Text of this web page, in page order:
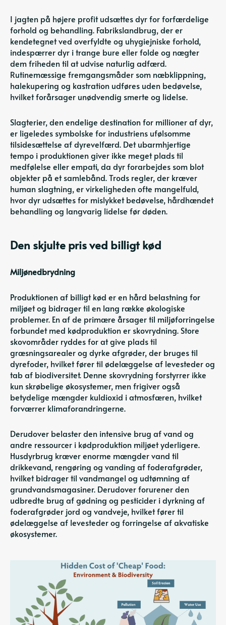
I jagten på højere profit udsættes dyr for forfærdelige
forhold og behandling. Fabrikslandbrug, der er
kendetegnet ved overfyldte og uhygiejniske forhold,
indespærrer dyr i trange bure eller folde og nægter
dem friheden til at udvise naturlig adfærd.
Rutinemæssige fremgangsmåder som næbklippning,
halekupering og kastration udføres uden bedøvelse,
hvilket forårsager unødvendig smerte og lidelse.
Slagterier, den endelige destination for millioner af dyr,
er ligeledes symbolske for industriens ufølsomme
tilsidesættelse af dyrevelfærd. Det ubarmhjertige
tempo i produktionen giver ikke meget plads til
medfølelse eller empati, da dyr forarbejdes som blot
objekter på et samlebånd. Trods regler, der kræver
human slagtning, er virkeligheden ofte mangelfuld,
hvor dyr udsættes for mislykket bedøvelse, hårdhændet
behandling og langvarig lidelse før døden.
Den skjulte pris ved billigt kød
Miljønedbrydning
Produktionen af ​​billigt kød er en hård belastning for
miljøet og bidrager til en lang række økologiske
problemer. En af de primære årsager til miljøforringelse
forbundet med kødproduktion er skovrydning. Store
skovområder ryddes for at give plads til
græsningsarealer og dyrke afgrøder, der bruges til
dyrefoder, hvilket fører til ødelæggelse af levesteder og
tab af biodiversitet. Denne skovrydning forstyrrer ikke
kun skrøbelige økosystemer, menfrigiver også
betydelige mængder kuldioxid i atmosfæren, hvilket
forværrer klimaforandringerne.
Derudover belaster den intensive brug af vand og
andre ressourcer i kødproduktion miljøet yderligere.
Husdyrbrug kræver enorme mængder vand til
drikkevand, rengøring og vanding af foderafgrøder,
hvilket bidrager til vandmangel og udtømning af
grundvandsmagasiner. Derudover forurener den
udbredte brug af gødning og pesticider i dyrkning af
foderafgrøder jord og vandveje, hvilket fører til
ødelæggelse af levesteder og forringelse af akvatiske
økosystemer.